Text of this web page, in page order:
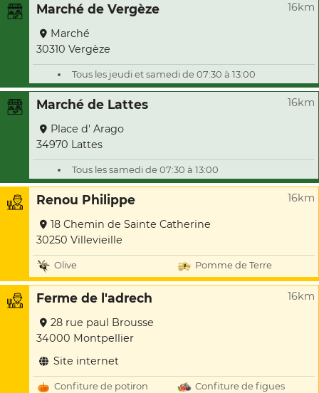
Marché de Vergèze 16km
Marché
30310 Vergèze
Tous les jeudi et samedi de 07:30 à 13:00
Marché de Lattes 16km
Place d' Arago
34970 Lattes
Tous les samedi de 07:30 à 13:00
Renou Philippe 16km
18 Chemin de Sainte Catherine
30250 Villevieille
Olive Pomme de Terre
Ferme de l'adrech 16km
28 rue paul Brousse
34000 Montpellier
Site internet
Confiture de potiron
Confiture de figues